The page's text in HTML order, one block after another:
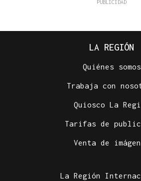
LA REGIÓN
Quiénes somos
Trabaja con
Quiosco La
Tarifas de
Venta de
La Región